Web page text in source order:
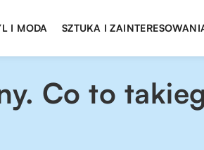
I MODA SZTUKA I
Co to